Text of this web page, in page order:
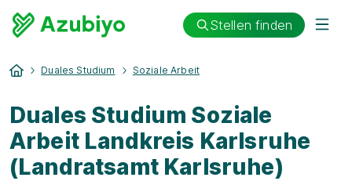
Stellen finden
Duales Studium Soziale Arbeit
Duales Studium Soziale
Arbeit Landkreis Karlsruhe
(Landratsamt Karlsruhe)